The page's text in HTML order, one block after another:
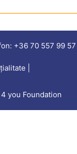
+36 70 557 99 57
|
you Foundation